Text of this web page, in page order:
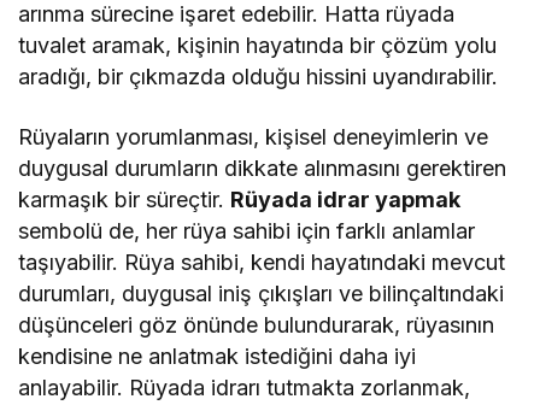
arınma sürecine işaret edebilir. Hatta rüyada
tuvalet aramak, kişinin hayatında bir çözüm yolu
aradığı, bir çıkmazda olduğu hissini uyandırabilir.
Rüyaların yorumlanması, kişisel deneyimlerin ve
duygusal durumların dikkate alınmasını gerektiren
karmaşık bir süreçtir. Rüyada idrar yapmak
sembolü de, her rüya sahibi için farklı anlamlar
taşıyabilir. Rüya sahibi, kendi hayatındaki mevcut
durumları, duygusal iniş çıkışları ve bilinçaltındaki
düşünceleri göz önünde bulundurarak, rüyasının
kendisine ne anlatmak istediğini daha iyi
anlayabilir. Rüyada idrarı tutmakta zorlanmak,